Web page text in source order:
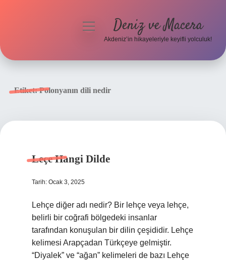
menüyü Deniz ve Macera
Akdeniz’in hikayeleriyle keyifli yolculuk!
Etiket:Polonyanın dili nedir
Leçe Hangi Dilde
Tarih: Ocak 3, 2025
Lehçe diğer adı nedir? Bir lehçe veya lehçe,
belirli bir coğrafi bölgedeki insanlar
tarafından konuşulan bir dilin çeşididir. Lehçe
kelimesi Arapçadan Türkçeye gelmiştir.
“Diyalek” ve “ağan” kelimeleri de bazı Lehçe